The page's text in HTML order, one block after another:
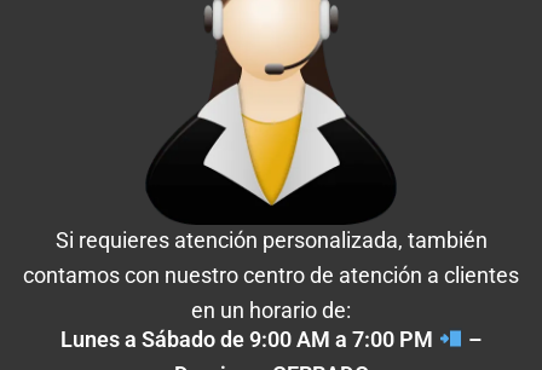
Si requieres atención personalizada, también
contamos con nuestro centro de atención a clientes
en un horario de:
Lunes a Sábado de 9:00 AM a 7:00 PM
–